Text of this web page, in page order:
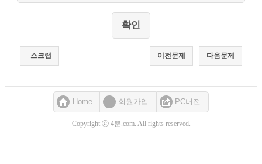
스크랩 다음문제
이전문제
Home 회원가입 PC버전
Copyright ⓒ 4뿐.com. All rights reserved.